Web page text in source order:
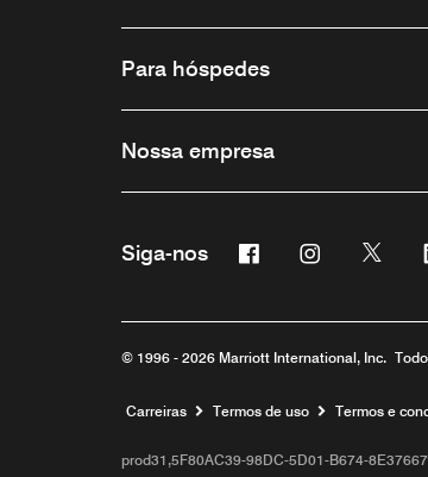
Para hóspedes
Nossa empresa
Siga-nos FacebookInstagram
© 1996 - 2026 Marriott International, Inc.
Carreiras Termos de uso Termos e
prod31,5F80AC39-98DC-5D01-B674-